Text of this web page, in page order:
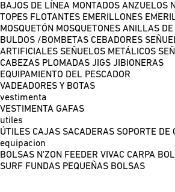
BAJOS DE LÍNEA MONTADOS ANZUELOS
TOPES FLOTANTES EMERILLONES
MOSQUETÓN MOSQUETONES ANILLAS
BULDOS /BOMBETAS CEBADORES
ARTIFICIALES SEÑUELOS METÁLICOS
CABEZAS PLOMADAS JIGS JIBIONERAS
EQUIPAMIENTO DEL PESCADOR
VADEADORES Y BOTAS
vestimenta
VESTIMENTA GAFAS
utiles
ÚTILES CAJAS SACADERAS SOPORTE DE
equipacion
BOLSAS N'ZON FEEDER VIVAC CARPA
SURF FUNDAS PEQUEÑAS BOLSAS